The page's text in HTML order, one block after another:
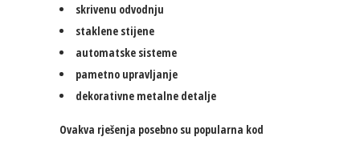
skrivenu odvodnju
staklene stijene
automatske sisteme
pametno upravljanje
dekorativne metalne detalje
Ovakva rješenja posebno su popularna kod